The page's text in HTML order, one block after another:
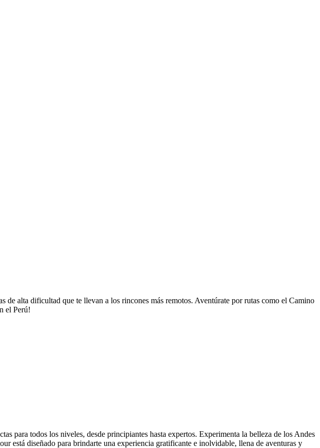
de alta dificultad que te llevan a los rincones más remotos. Aventúrate por rutas como el Camino
el Perú!
para todos los niveles, desde principiantes hasta expertos. Experimenta la belleza de los Andes
está diseñado para brindarte una experiencia gratificante e inolvidable, llena de aventuras y